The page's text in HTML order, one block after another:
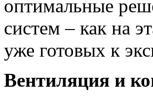
оптимальные
систем – как на
уже готовых к
Вентиляция и